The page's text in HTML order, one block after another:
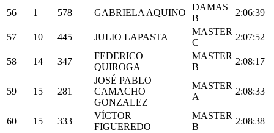
56 1 578 GABRIELA AQUINO
DAMAS
B
2:06:39
57 10 445 JULIO LAPASTA
MASTER
C
2:07:52
58 14 347
FEDERICO
QUIROGA
MASTER
B
2:08:17
59 15 281
JOSÉ PABLO
CAMACHO
GONZALEZ
MASTER
A
2:08:33
60 15 333
VÍCTOR
FIGUEREDO
MASTER
B
2:08:38